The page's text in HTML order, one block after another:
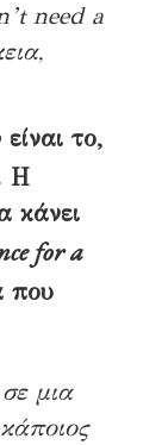
need a
είναι το,
Η
κάνει
for a
που
μια